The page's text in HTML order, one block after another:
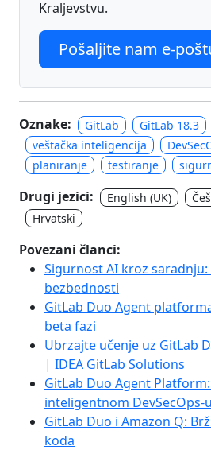
Kraljevstvu.
Pošaljite nam e-
Oznake: GitLab GitLab 18.3
veštačka inteligencija
planiranje
testiranje
Drugi jezici: English (UK)
Hrvatski
Povezani članci:
Sigurnost AI kroz
bezbednosti
GitLab Duo Agent
beta fazi
Ubrzajte učenje uz GitLab
| IDEA GitLab Solutions
GitLab Duo Agent
inteligentnom DevSecOps-u
GitLab Duo i Amazon Q:
koda